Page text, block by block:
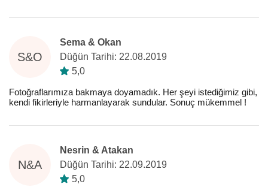
S&O
Sema & Okan
Düğün Tarihi: 22.08.2019
5,0
Fotoğraflarımıza bakmaya doyamadık. Her şeyi istediğimiz gibi,
kendi fikirleriyle harmanlayarak sundular. Sonuç mükemmel !
N&A
Nesrin & Atakan
Düğün Tarihi: 22.09.2019
5,0